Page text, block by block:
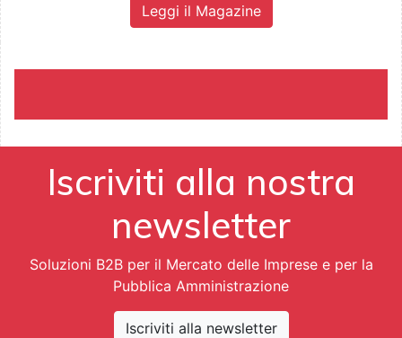
Leggi il Magazine
Iscriviti alla nostra
newsletter
Soluzioni B2B per il Mercato delle Imprese e per la
Pubblica Amministrazione
Iscriviti alla newsletter